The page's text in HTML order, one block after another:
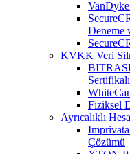
Deneme
KVKK Veri
Fiziksel
Ayrıcalıklı
Çözümü